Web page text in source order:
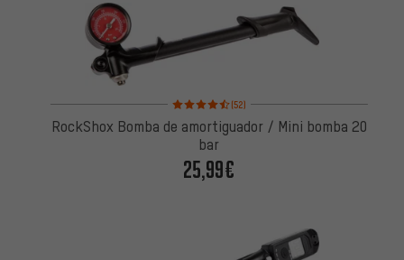
Valoración media: 4,5 de 5 basada en 52 reseñas
(52)
RockShox Bomba de amortiguador / Mini bomba 20
bar
25,99€